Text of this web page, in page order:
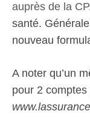
auprès de la
santé.
nouveau
A noter qu’un
pour 2